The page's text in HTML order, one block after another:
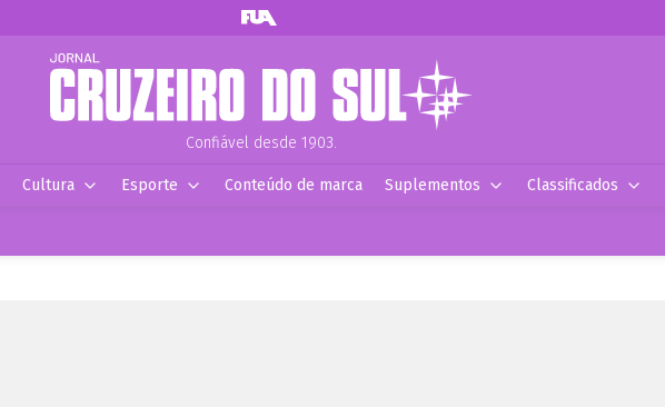
Confiável desde 1903.
Cultura Esporte Conteúdo de marca Suplementos Classificados